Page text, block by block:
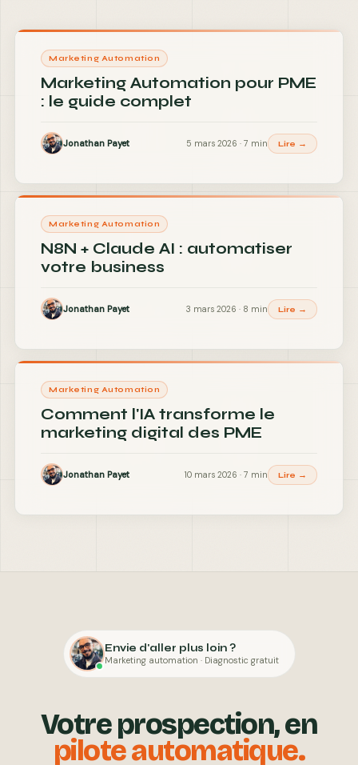
Marketing Automation
Marketing Automation pour PME
: le guide complet
Jonathan Payet 5 mars 2026 · 7 min Lire →
Marketing Automation
N8N + Claude AI : automatiser
votre business
Jonathan Payet 3 mars 2026 · 8 min Lire →
Marketing Automation
Comment l'IA transforme le
marketing digital des PME
Jonathan Payet 10 mars 2026 · 7 min Lire →
Envie d'aller plus loin ?
Marketing automation · Diagnostic gratuit
Votre prospection, en
pilote automatique.